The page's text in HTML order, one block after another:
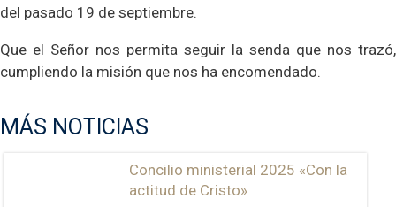
del pasado 19 de septiembre.
Que el Señor nos permita seguir la senda que nos trazó,
cumpliendo la misión que nos ha encomendado.
MÁS NOTICIAS
Concilio ministerial 2025 «Con la
actitud de Cristo»